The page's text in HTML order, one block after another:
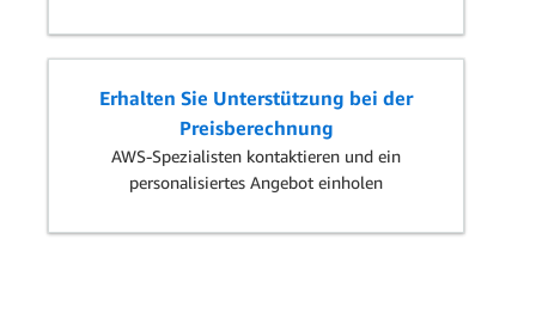
Erhalten Sie Unterstützung bei der
Preisberechnung
AWS-Spezialisten kontaktieren und ein
personalisiertes Angebot einholen